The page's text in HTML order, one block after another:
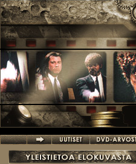
Hyppää pääsisältöön